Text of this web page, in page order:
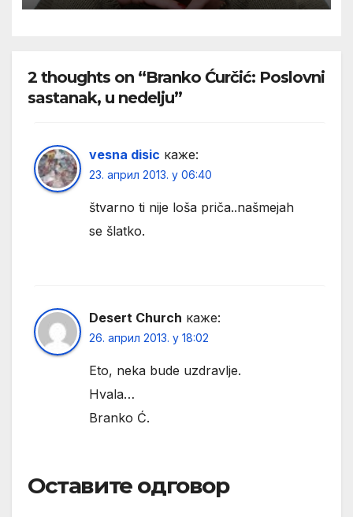
2 thoughts on “Branko Ćurčić: Poslovni
sastanak, u nedelju”
vesna disic каже:
23. април 2013. у 06:40
štvarno ti nije loša priča..našmejah
se šlatko.
Desert Church каже:
26. април 2013. у 18:02
Eto, neka bude uzdravlje.
Hvala…
Branko Ć.
Оставите одговор